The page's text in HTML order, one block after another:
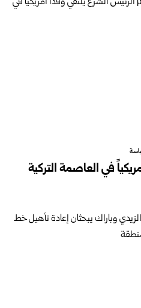
في العاصمة التركية